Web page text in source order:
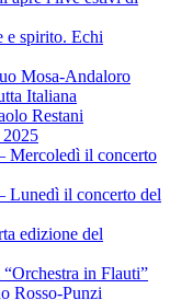
e spirito. Echi
Mosa-Andaloro
Italiana
Restani
il concerto
il concerto del
edizione del
in Flauti”
Rosso-Punzi